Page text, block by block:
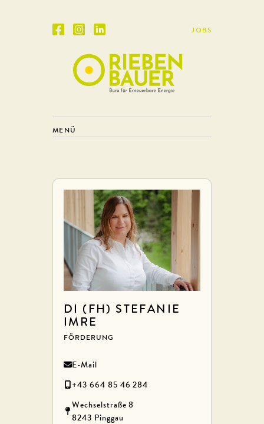
JOBS
MENÜ
DI (FH) STEFANIE
IMRE
FÖRDERUNG
E-Mail
+43 664 85 46 284
Wechselstraße 8
8243 Pinggau